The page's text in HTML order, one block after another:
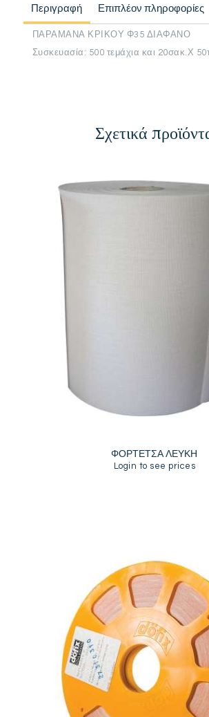
Περιγραφή Επιπλέον πληροφορίες
ΠΑΡΑΜΑΝΑ ΚΡΙΚΟΥ Φ35 ΔΙΑΦΑΝΟ
Συσκευασία: 500 τεμάχια και 20σακ.Χ
Σχετικά
ΦΟΡΤΕΤΣΑ ΛΕΥΚΗ
Login to see prices